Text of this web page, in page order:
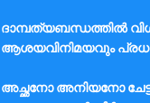
ദാമ്പത്യബന്ധത്തിൽ
ആശയവിനിമയവും
അച്ഛനോ അനിയനോ